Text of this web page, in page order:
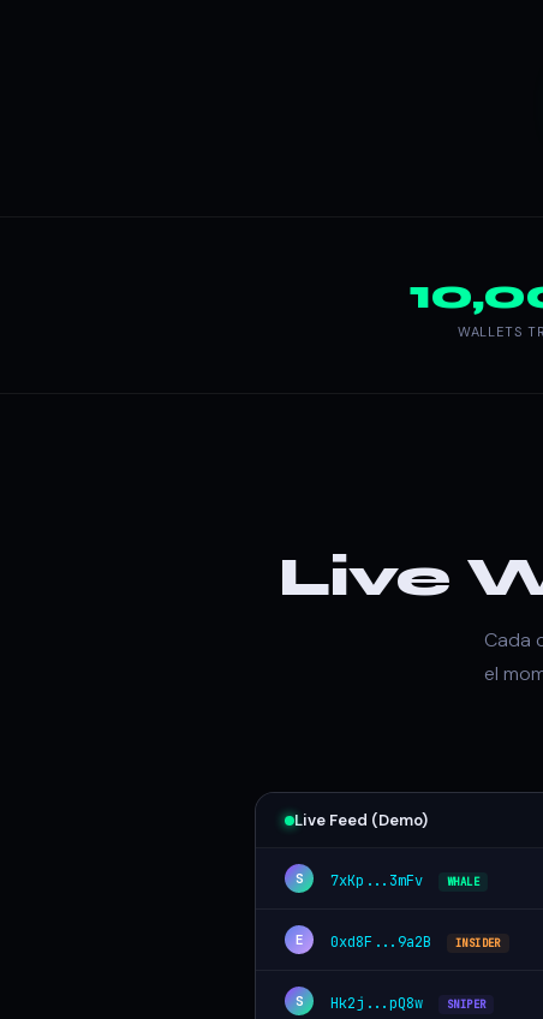
WALLETS
Live
Cada
el
Live Feed (Demo)
S 7xKp...3mFv WHALE
E 0xd8F...9a2B INSIDER
S Hk2j...pQ8w SNIPER